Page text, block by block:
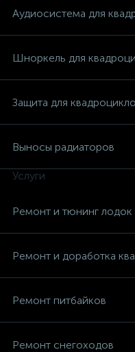
Аудиосистема для
Шноркель для
Защита для
Выносы радиаторов
Услуги
Ремонт и тюнинг лодок
Ремонт и доработка
Ремонт питбайков
Ремонт снегоходов